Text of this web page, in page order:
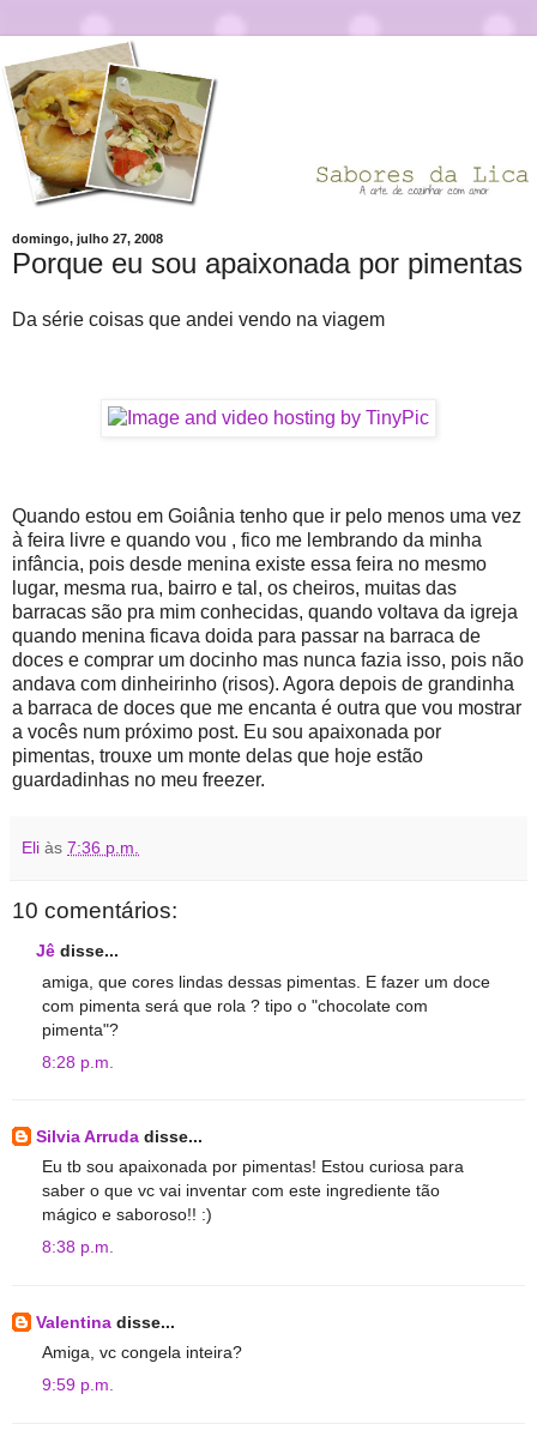
domingo, julho 27, 2008
Porque eu sou apaixonada por pimentas
Da série coisas que andei vendo na viagem
Quando estou em Goiânia tenho que ir pelo menos uma vez
à feira livre e quando vou , fico me lembrando da minha
infância, pois desde menina existe essa feira no mesmo
lugar, mesma rua, bairro e tal, os cheiros, muitas das
barracas são pra mim conhecidas, quando voltava da igreja
quando menina ficava doida para passar na barraca de
doces e comprar um docinho mas nunca fazia isso, pois não
andava com dinheirinho (risos). Agora depois de grandinha
a barraca de doces que me encanta é outra que vou mostrar
a vocês num próximo post. Eu sou apaixonada por
pimentas, trouxe um monte delas que hoje estão
guardadinhas no meu freezer.
Eli às 7:36 p.m.
10 comentários:
Jê disse...
amiga, que cores lindas dessas pimentas. E fazer um doce
com pimenta será que rola ? tipo o "chocolate com
pimenta"?
8:28 p.m.
Silvia Arruda disse...
Eu tb sou apaixonada por pimentas! Estou curiosa para
saber o que vc vai inventar com este ingrediente tão
mágico e saboroso!! :)
8:38 p.m.
Valentina disse...
Amiga, vc congela inteira?
9:59 p.m.